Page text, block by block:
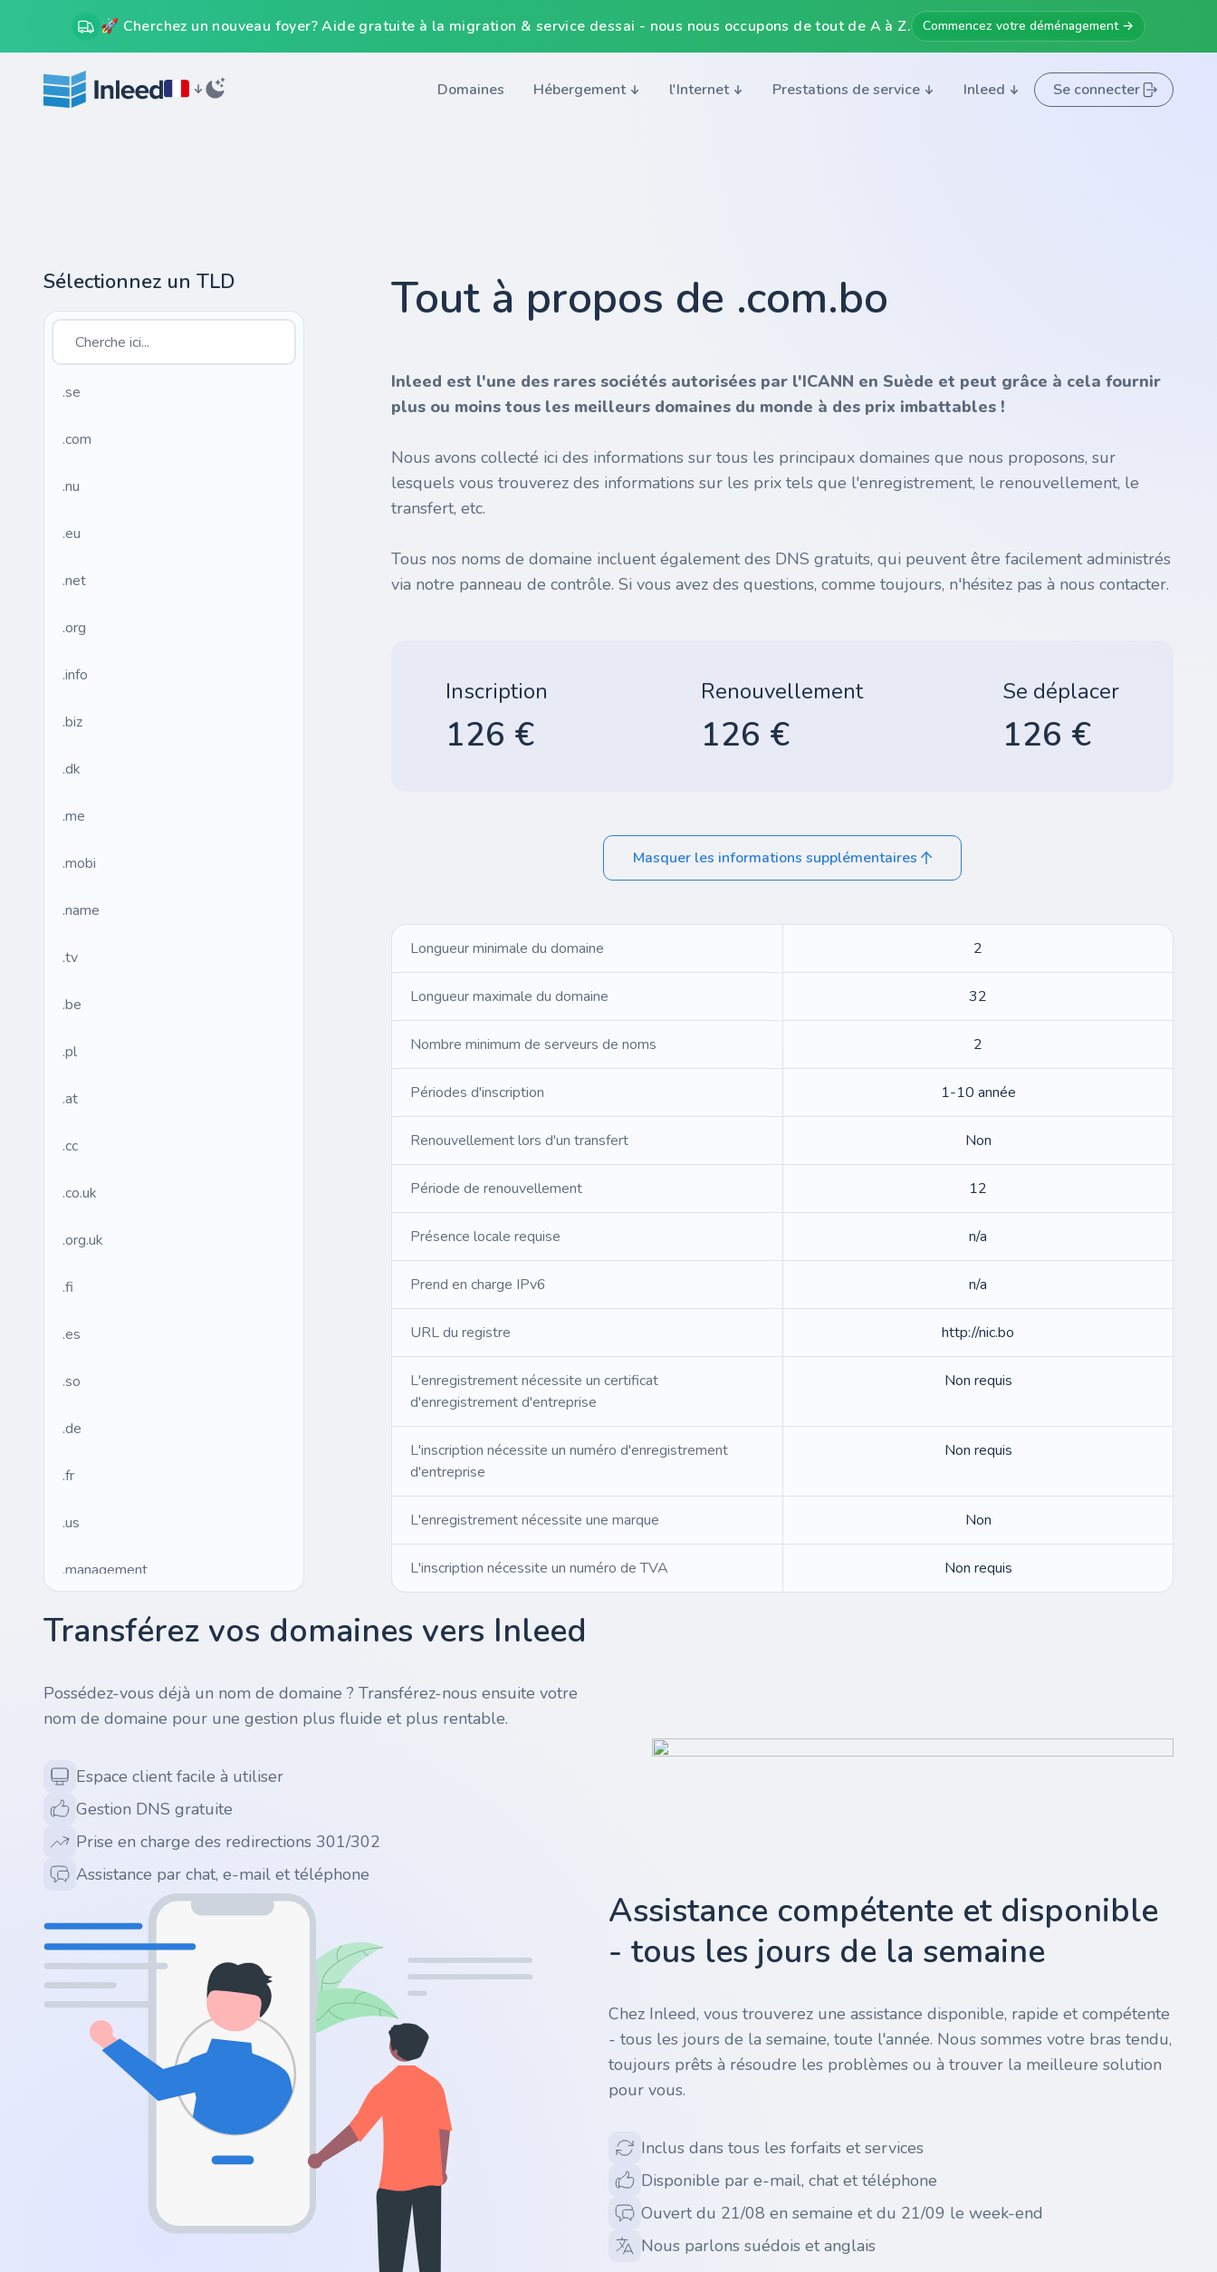
🚀 Cherchez un nouveau foyer? Aide gratuite à la migration & service dessai - nous nous occupons de tout de A à Z. Commencez votre déménagement →
Domaines Hébergement l'Internet Prestations de service Inleed Se connecter
Sélectionnez un TLD
.se
.com
.nu
.eu
.net
.org
.info
.biz
.dk
.me
.mobi
.name
.tv
.be
.pl
.at
.cc
.co.uk
.org.uk
.fi
.es
.so
.de
.fr
.us
.management
.ws
.space
.io
.gr
.network
Tout à propos de .com.bo
Inleed est l'une des rares sociétés autorisées par l'ICANN en Suède et peut grâce à cela fournir
plus ou moins tous les meilleurs domaines du monde à des prix imbattables !
Nous avons collecté ici des informations sur tous les principaux domaines que nous proposons, sur
lesquels vous trouverez des informations sur les prix tels que l'enregistrement, le renouvellement, le
transfert, etc.
Tous nos noms de domaine incluent également des DNS gratuits, qui peuvent être facilement administrés
via notre panneau de contrôle. Si vous avez des questions, comme toujours, n'hésitez pas à nous contacter.
Inscription
126 €
Renouvellement
126 €
Se déplacer
126 €
Masquer les informations supplémentaires
Longueur minimale du domaine 2
Longueur maximale du domaine 32
Nombre minimum de serveurs de noms 2
Périodes d'inscription 1-10 année
Renouvellement lors d'un transfert Non
Période de renouvellement 12
Présence locale requise n/a
Prend en charge IPv6 n/a
URL du registre http://nic.bo
L'enregistrement nécessite un certificat
d'enregistrement d'entreprise
Non requis
L'inscription nécessite un numéro d'enregistrement
d'entreprise
Non requis
L'enregistrement nécessite une marque Non
L'inscription nécessite un numéro de TVA Non requis
Transférez vos domaines vers Inleed
Possédez-vous déjà un nom de domaine ? Transférez-nous ensuite votre
nom de domaine pour une gestion plus fluide et plus rentable.
Espace client facile à utiliser
Gestion DNS gratuite
Prise en charge des redirections 301/302
Assistance par chat, e-mail et téléphone
Assistance compétente et disponible
- tous les jours de la semaine
Chez Inleed, vous trouverez une assistance disponible, rapide et compétente
- tous les jours de la semaine, toute l'année. Nous sommes votre bras tendu,
toujours prêts à résoudre les problèmes ou à trouver la meilleure solution
pour vous.
Inclus dans tous les forfaits et services
Disponible par e-mail, chat et téléphone
Ouvert du 21/08 en semaine et du 21/09 le week-end
Nous parlons suédois et anglais